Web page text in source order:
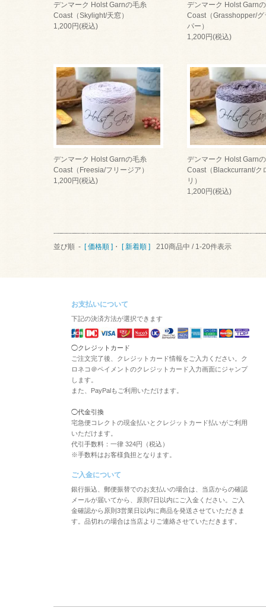
デンマーク Holst Garnの毛糸
Coast（Skylight/天窓）
1,200円(税込)
デンマーク Holst Garn
Coast（Grasshopper/グ
パー）
1,200円(税込)
デンマーク Holst Garnの毛糸
Coast（Freesia/フリージア）
1,200円(税込)
デンマーク Holst Garn
Coast（Blackcurrant/ク
リ）
1,200円(税込)
並び順 - [ 価格順 ] ・ [ 新着順 ] 210商品中 / 1-20件表示
お支払いについて
下記の決済方法が選択できます
◯クレジットカード
ご注文完了後、クレジットカード情報をご入力ください。ク
ロネコ＠ペイメントのクレジットカード入力画面にジャンプ
します。
また、PayPalもご利用いただけます。
◯代金引換
宅急便コレクトの現金払いとクレジットカード払いがご利用
いただけます。
代引手数料：一律 324円（税込）
※手数料はお客様負担となります。
ご入金について
銀行振込、郵便振替でのお支払いの場合は、当店からの確認
メールが届いてから、原則7日以内にご入金ください。ご入
金確認から原則3営業日以内に商品を発送させていただきま
す。品切れの場合は当店よりご連絡させていただきます。